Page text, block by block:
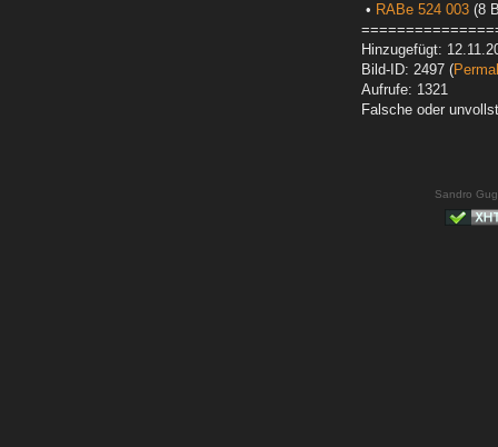
• RABe 524 003 (8
Hinzugefügt:
Bild-ID: 2497 (
Aufrufe: 1321
Falsche oder
Sandro